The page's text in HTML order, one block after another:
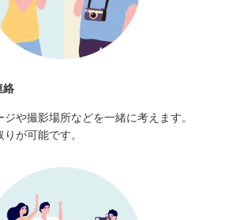
絡
や撮影場所などを一緒に考えます。
が可能です。